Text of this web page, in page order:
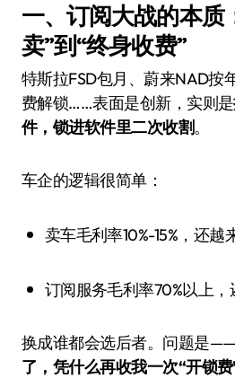
一、订阅大战的本质
卖”到“终身收费”
特斯拉FSD包月、蔚来NAD按年、宝马座椅加热付
费解锁……表面是创新，实则是
件，锁进软件里二次收割。
车企的逻辑很简单：
卖车毛利率10%-15%，还越
订阅服务毛利率70%以上
换成谁都会选后者。问题是——
了，凭什么再收我一次“开锁费